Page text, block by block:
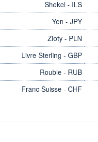
Shekel - ILS
Yen - JPY
Zloty - PLN
Livre Sterling - GBP
Rouble - RUB
Franc Suisse - CHF